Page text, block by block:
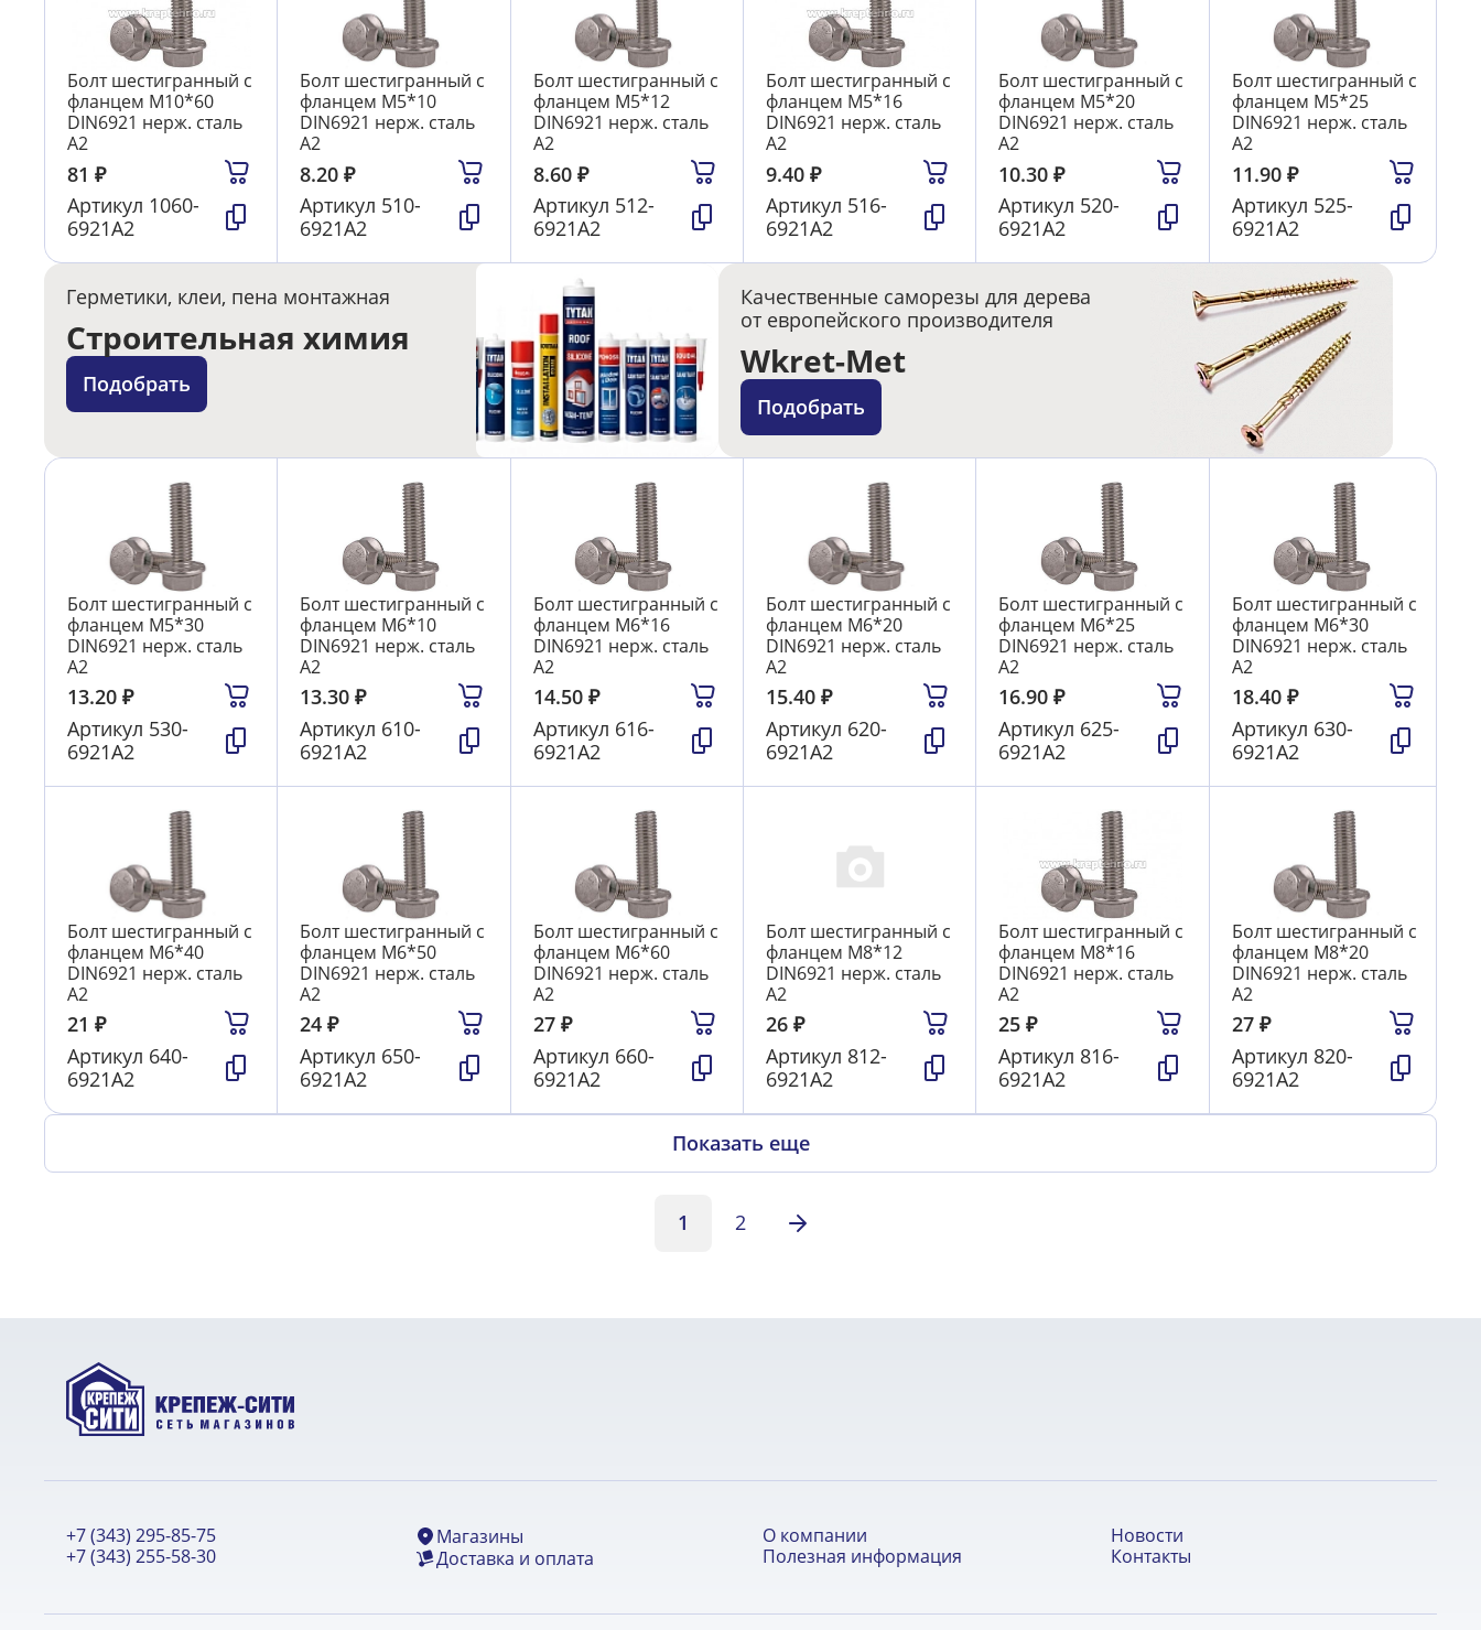
Болт шестигранный с
фланцем М10*60
DIN6921 нерж. сталь
А2
81 ₽
Артикул 1060-
6921А2
Болт шестигранный с
фланцем М5*10
DIN6921 нерж. сталь
А2
8.20₽
Артикул 510-
6921А2
Болт шестигранный с
фланцем М5*12
DIN6921 нерж. сталь
А2
8.60 ₽
Артикул 512-
6921А2
Болт шестигранный с
фланцем М5*16
DIN6921 нерж. сталь
А2
9.40 ₽
Артикул 516-
6921А2
Болт шестигранный с
фланцем М5*20
DIN6921 нерж. сталь
А2
10.30₽
Артикул 520-
6921А2
Болт шестигранный с
фланцем М5*25
DIN6921 нерж. сталь
А2
11.90 ₽
Артикул 525-
6921А2
Герметики, клеи, пена монтажная
Строительная химия
Подобрать
Качественные саморезы для дерева
от европейского производителя
Wkret-Met
Подобрать
Болт шестигранный с
фланцем М5*30
DIN6921 нерж. сталь
А2
13.20 ₽
Артикул 530-
6921А2
Болт шестигранный с
фланцем М6*10
DIN6921 нерж. сталь
А2
13.30₽
Артикул 610-
6921А2
Болт шестигранный с
фланцем М6*16
DIN6921 нерж. сталь
А2
14.50 ₽
Артикул 616-
6921А2
Болт шестигранный с
фланцем М6*20
DIN6921 нерж. сталь
А2
15.40 ₽
Артикул 620-
6921А2
Болт шестигранный с
фланцем М6*25
DIN6921 нерж. сталь
А2
16.90₽
Артикул 625-
6921А2
Болт шестигранный с
фланцем М6*30
DIN6921 нерж. сталь
А2
18.40 ₽
Артикул 630-
6921А2
Болт шестигранный с
фланцем М6*40
DIN6921 нерж. сталь
А2
21 ₽
Артикул 640-
6921А2
Болт шестигранный с
фланцем М6*50
DIN6921 нерж. сталь
А2
24₽
Артикул 650-
6921А2
Болт шестигранный с
фланцем М6*60
DIN6921 нерж. сталь
А2
27 ₽
Артикул 660-
6921А2
Болт шестигранный с
фланцем М8*12
DIN6921 нерж. сталь
А2
26 ₽
Артикул 812-
6921А2
Болт шестигранный с
фланцем М8*16
DIN6921 нерж. сталь
А2
25₽
Артикул 816-
6921А2
Болт шестигранный с
фланцем М8*20
DIN6921 нерж. сталь
А2
27 ₽
Артикул 820-
6921А2
Показать еще
1 2
+7 (343) 295-85-75
+7 (343) 255-58-30
Магазины
Доставка и оплата
О компании
Полезная информация
Новости
Контакты